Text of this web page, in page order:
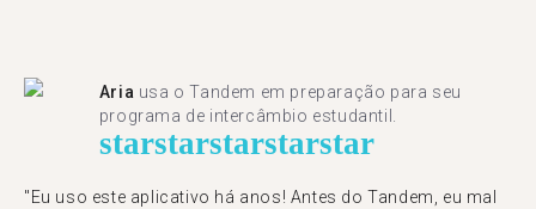
Aria usa o Tandem em preparação para seu
programa de intercâmbio estudantil.
starstarstarstarstar
"​​Eu uso este aplicativo há anos! Antes do Tandem, eu mal